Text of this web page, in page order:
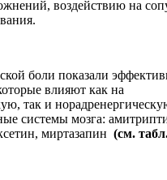
воздействию на
боли показали
влияют как на
так и
системы мозга:
миртазапин (см.